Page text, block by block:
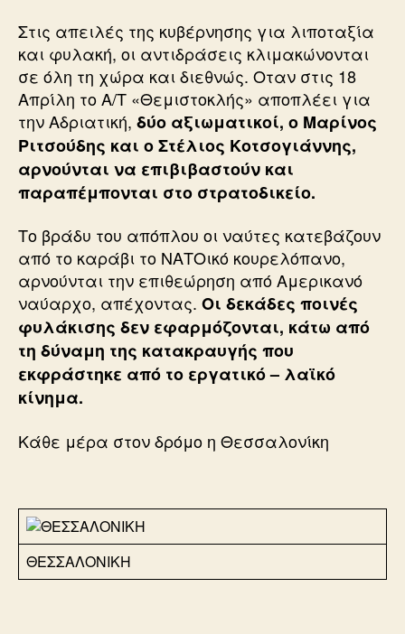
Στις απειλές της κυβέρνησης για λιποταξία
και φυλακή, οι αντιδράσεις κλιμακώνονται
σε όλη τη χώρα και διεθνώς. Οταν στις 18
Απρίλη το Α/Τ «Θεμιστοκλής» αποπλέει για
την Αδριατική, δύο αξιωματικοί, ο Μαρίνος
Ριτσούδης και ο Στέλιος Κοτσογιάννης,
αρνούνται να επιβιβαστούν και
παραπέμπονται στο στρατοδικείο.
Το βράδυ του απόπλου οι ναύτες κατεβάζουν
από το καράβι το ΝΑΤΟικό κουρελόπανο,
αρνούνται την επιθεώρηση από Αμερικανό
ναύαρχο, απέχοντας. Οι δεκάδες ποινές
φυλάκισης δεν εφαρμόζονται, κάτω από
τη δύναμη της κατακραυγής που
εκφράστηκε από το εργατικό – λαϊκό
κίνημα.
Κάθε μέρα στον δρόμο η Θεσσαλονίκη
ΘΕΣΣΑΛΟΝΙΚΗ